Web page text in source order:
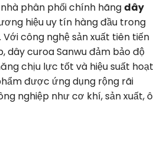
phân phối chính hãng dây
hiệu uy tín hàng đầu trong
công nghệ sản xuất tiên tiến
dây curoa Sanwu đảm bảo độ
chịu lực tốt và hiệu suất hoạt
được ứng dụng rộng rãi
nghiệp như cơ khí, sản xuất, ô